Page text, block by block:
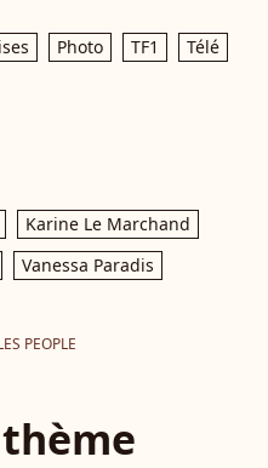
Photo TF1 Télé
Karine Le Marchand
Vanessa Paradis
PEOPLE